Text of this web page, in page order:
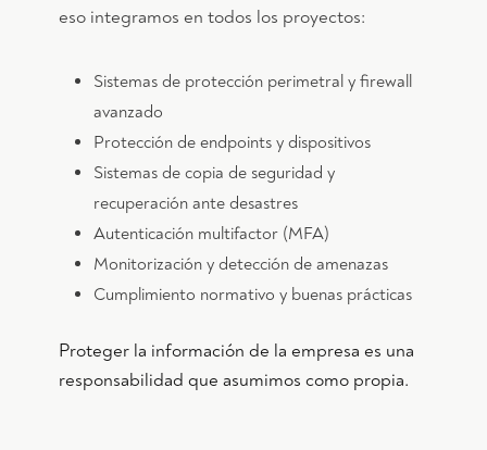
eso integramos en todos los proyectos:
Sistemas de protección perimetral y firewall
avanzado
Protección de endpoints y dispositivos
Sistemas de copia de seguridad y
recuperación ante desastres
Autenticación multifactor (MFA)
Monitorización y detección de amenazas
Cumplimiento normativo y buenas prácticas
Proteger la información de la empresa es una
responsabilidad que asumimos como propia.